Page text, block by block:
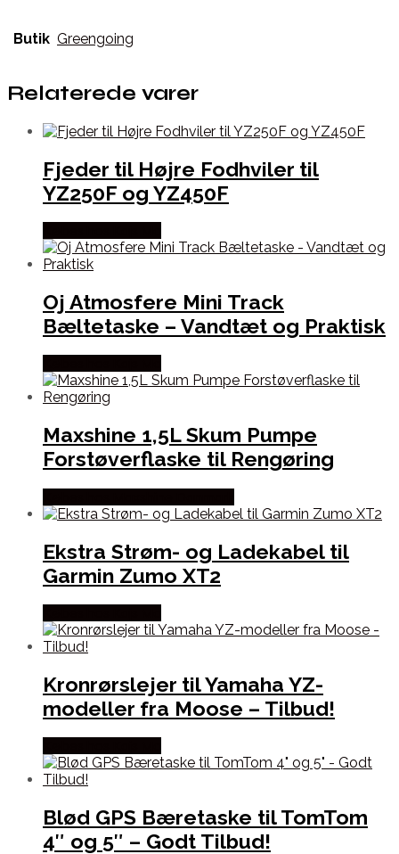
Butik Greengoing
Relaterede varer
Fjeder til Højre Fodhviler til
YZ250F og YZ450F
Oj Atmosfere Mini Track
Bæltetaske – Vandtæt og Praktisk
Maxshine 1,5L Skum Pumpe
Forstøverflaske til Rengøring
Ekstra Strøm- og Ladekabel til
Garmin Zumo XT2
Kronrørslejer til Yamaha YZ-
modeller fra Moose – Tilbud!
Blød GPS Bæretaske til TomTom
4″ og 5″ – Godt Tilbud!